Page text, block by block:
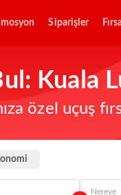
Siparişler
Kuala
özel uçuş
Nereye